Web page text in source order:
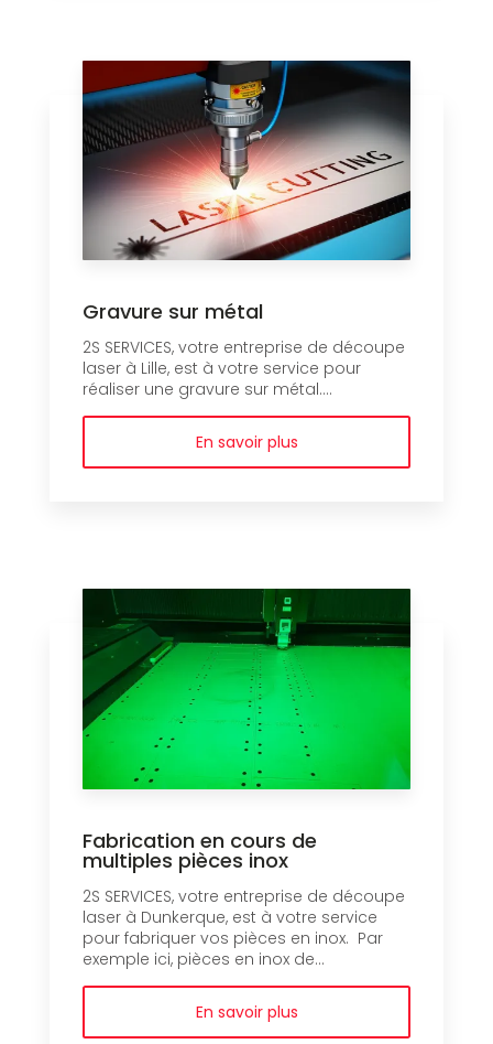
Gravure sur métal
2S SERVICES, votre entreprise de découpe
laser à Lille, est à votre service pour
réaliser une gravure sur métal....
En savoir plus
Fabrication en cours de
multiples pièces inox
2S SERVICES, votre entreprise de découpe
laser à Dunkerque, est à votre service
pour fabriquer vos pièces en inox. Par
exemple ici, pièces en inox de...
En savoir plus